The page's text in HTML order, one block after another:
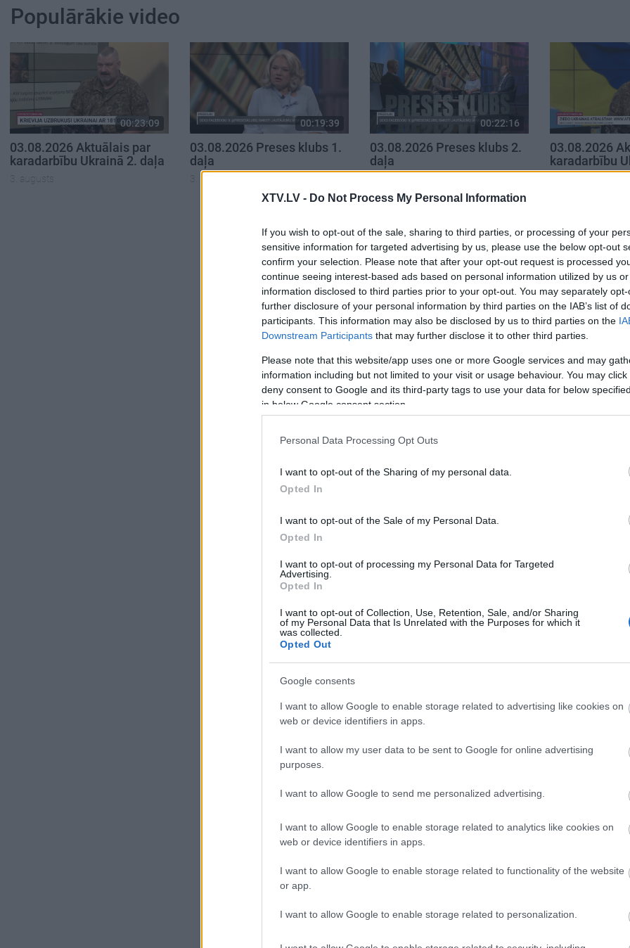
XTV.LV - Do Not Process My Personal Information
If you wish to opt-out of the sale, sharing to third parties, or processing of your
sensitive information for targeted advertising by us, please use the below opt-out
confirm your selection. Please note that after your opt-out request is processed
continue seeing interest-based ads based on personal information utilized by us
information disclosed to third parties prior to your opt-out. You may separately
further disclosure of your personal information by third parties on the IAB’s list of
participants. This information may also be disclosed by us to third parties on the
Downstream Participants that may further disclose it to other third parties.
Please note that this website/app uses one or more Google services and may
information including but not limited to your visit or usage behaviour. You may
deny consent to Google and its third-party tags to use your data for below
in below Google consent section.
Personal Data Processing Opt Outs
I want to opt-out of the Sharing of my personal data.
Opted In
I want to opt-out of the Sale of my Personal Data.
Opted In
I want to opt-out of processing my Personal Data for Targeted
Advertising.
Opted In
I want to opt-out of Collection, Use, Retention, Sale, and/or Sharing
of my Personal Data that Is Unrelated with the Purposes for which it
was collected.
Opted Out
Google consents
I want to allow Google to enable storage related to advertising like cookies on
web or device identifiers in apps.
I want to allow my user data to be sent to Google for online advertising
purposes.
I want to allow Google to send me personalized advertising.
I want to allow Google to enable storage related to analytics like cookies on
web or device identifiers in apps.
I want to allow Google to enable storage related to functionality of the website
or app.
I want to allow Google to enable storage related to personalization.
Populārākie video
00:23:09
03.08.2026 Aktuālais par
karadarbību Ukrainā 2. daļa
3. augusts
00:19:39
03.08.2026 Preses klubs 1.
daļa
3. augusts
00:22:16
03.08.2026 Preses klubs 2.
daļa
03.08.2026
karadarbību